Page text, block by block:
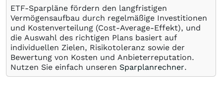
ETF-Sparpläne fördern den langfristigen
Vermögensaufbau durch regelmäßige Investitionen
und Kostenverteilung (Cost-Average-Effekt), und
die Auswahl des richtigen Plans basiert auf
individuellen Zielen, Risikotoleranz sowie der
Bewertung von Kosten und Anbieterreputation.
Nutzen Sie einfach unseren Sparplanrechner.